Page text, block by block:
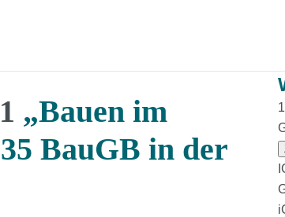
„Bauen im
BauGB in der